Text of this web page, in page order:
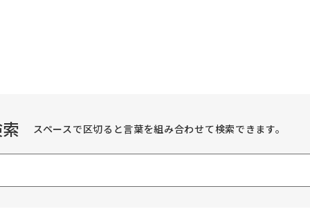
スペースで区切ると言葉を組み合わせて検索できます。